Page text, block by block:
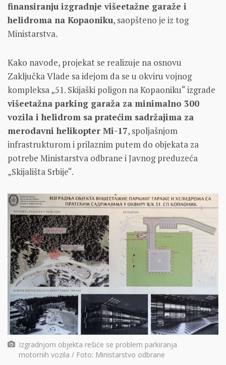
finansiranju izgradnje višeetažne garaže i
helidroma na Kopaoniku, saopšteno je iz tog
Ministarstva.
Kako navode, projekat se realizuje na osnovu
Zaključka Vlade sa idejom da se u okviru vojnog
kompleksa „51. Skijaški poligon na Kopaoniku“ izgrade
višeetažna parking garaža za minimalno 300
vozila i helidrom sa pratećim sadržajima za
merodavni helikopter Mi-17, spoljašnjom
infrastrukturom i prilaznim putem do objekata za
potrebe Ministarstva odbrane i Javnog preduzeća
„Skijališta Srbije“.
Izgradnjom objekta rešiće se problem parkiranja
motornih vozila / Foto: Ministarstvo odbrane